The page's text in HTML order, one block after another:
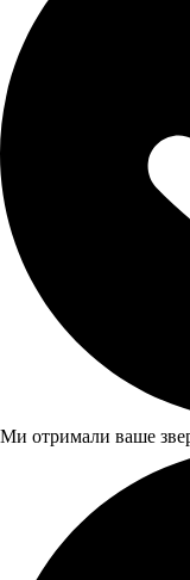
Ми отримали ваше